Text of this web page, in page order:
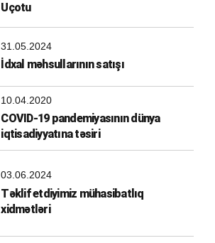
Uçotu
31.05.2024
İdxal məhsullarının satışı
10.04.2020
COVID-19 pandemiyasının dünya
iqtisadiyyatına təsiri
03.06.2024
Təklif etdiyimiz mühasibatlıq
xidmətləri